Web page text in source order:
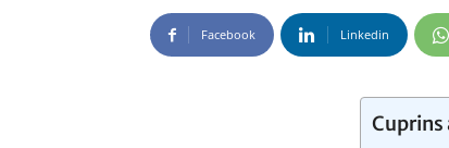
Facebook Linkedin